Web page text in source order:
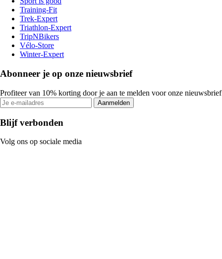
Training-Fit
Trek-Expert
Triathlon-Expert
TripNBikers
Vélo-Store
Winter-Expert
Abonneer je op onze nieuwsbrief
Profiteer van 10% korting door je aan te melden voor onze nieuwsbrief
Aanmelden
Blijf verbonden
Volg ons op sociale media